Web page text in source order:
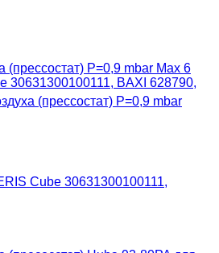
(прессостат) P=0,9 mbar Max 6
30631300100111, BAXI 628790,